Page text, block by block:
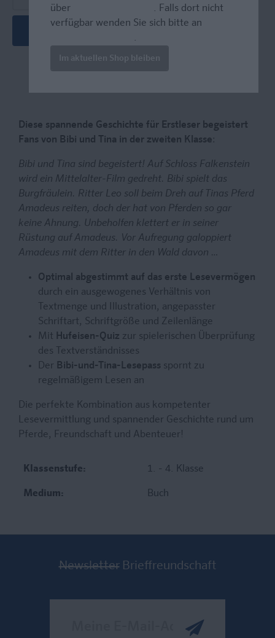
Diese spannende Geschichte für Erstleser begeistert
Fans von Bibi und Tina in der zweiten Klasse:
Bibi und Tina sind begeistert! Auf Schloss Falkenstein
wird ein Mittelalter-Film gedreht. Bibi spielt das
Burgfräulein. Ritter Leo soll beim Dreh auf Tinas Pferd
Amadeus reiten, doch der hat von Pferden so gar
keine Ahnung. Unbeholfen klettert er in seiner
Rüstung auf Amadeus. Vor Aufregung galoppiert
Amadeus mit dem Ritter in den Wald davon …
Optimal abgestimmt auf das erste Lesevermögen
durch ein ausgewogenes Verhältnis von
Textmenge und Illustration, angepasster
Schriftart, Schriftgröße und Zeilenlänge
Mit Hufeisen-Quiz zur spielerischen Überprüfung
des Textverständnisses
Der Bibi-und-Tina-Lesepass spornt zu
regelmäßigem Lesen an
Die perfekte Kombination aus kompetenter
Lesevermittlung und spannender Geschichte rund um
Pferde, Freundschaft und Abenteuer!
Klassenstufe: 1. - 4. Klasse
Medium: Buch
Newsletter Brieffreundschaft
über
. Falls dort nicht
verfügbar wenden Sie sich bitte an
.
Im aktuellen Shop bleiben